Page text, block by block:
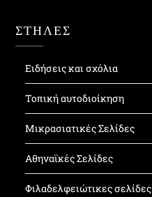
ΣΤΗΛΕΣ
Ειδήσεις και σχόλια
Τοπική αυτοδιοίκηση
Μικρασιατικές Σελίδες
Αθηναϊκές Σελίδες
Φιλαδελφειώτικες σελίδες